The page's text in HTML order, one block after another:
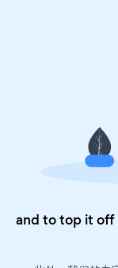
and to top it off